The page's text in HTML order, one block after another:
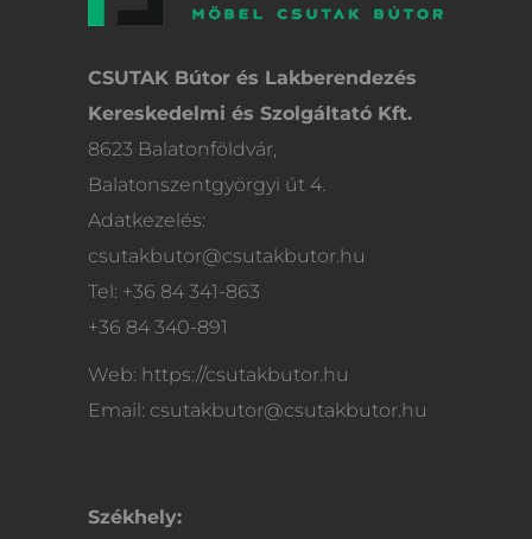
CSUTAK Bútor és Lakberendezés
Kereskedelmi és Szolgáltató Kft.
8623 Balatonföldvár,
Balatonszentgyörgyi út 4.
Adatkezelés:
csutakbutor@csutakbutor.hu
Tel: +36 84 341-863
+36 84 340-891
Web: https://csutakbutor.hu
Email: csutakbutor@csutakbutor.hu
Székhely: